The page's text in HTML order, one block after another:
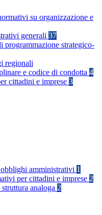
su organizzazione e
generali 37
programmazione strategico-
regionali
e codice di condotta 4
cittadini e imprese 3
amministrativi 1
per cittadini e imprese 2
analoga 2